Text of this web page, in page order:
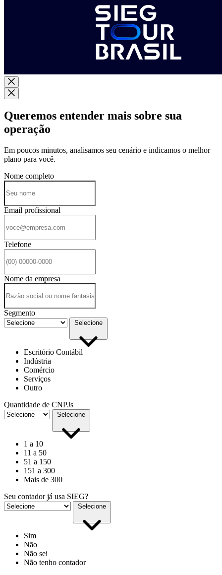
Queremos entender mais sobre sua
operação
Em poucos minutos, analisamos seu cenário e indicamos o melhor
plano para você.
Nome completo
Email profissional
Telefone
Nome da empresa
Segmento
Selecione
Escritório Contábil
Indústria
Comércio
Serviços
Outro
Quantidade de CNPJs
Selecione
1 a 10
11 a 50
51 a 150
151 a 300
Mais de 300
Seu contador já usa SIEG?
Selecione
Sim
Não
Não sei
Não tenho contador